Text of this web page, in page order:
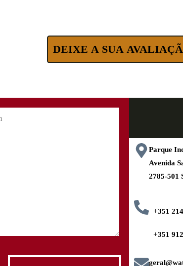
DEIXE A SUA
Parque
Avenida
2785-501
+351
+351